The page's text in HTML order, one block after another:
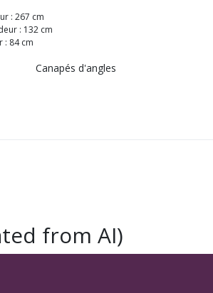
: 267 cm
: 132 cm
: 84 cm
Canapés d'angles
from AI)